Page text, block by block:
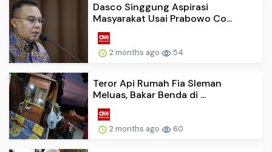
Dasco Singgung Aspirasi
Masyarakat Usai Prabowo Co...
2 months ago 54
Teror Api Rumah Fia Sleman
Meluas, Bakar Benda di ...
2 months ago 60